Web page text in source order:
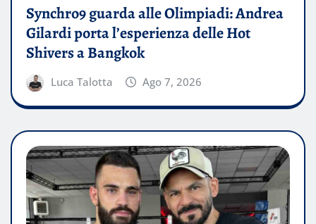
Synchro9 guarda alle Olimpiadi: Andrea
Gilardi porta l’esperienza delle Hot
Shivers a Bangkok
Luca Talotta Ago 7, 2026